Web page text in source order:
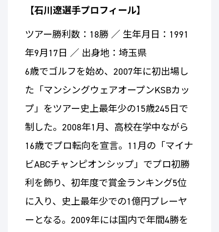
【石川遼選手プロフィール】
ツアー勝利数：18勝 ／ 生年月日：1991
年9月17日 ／ 出身地：埼玉県
6歳でゴルフを始め、2007年に初出場し
た「マンシングウェアオープンKSBカッ
プ」をツアー史上最年少の15歳245日で
制した。2008年1月、高校在学中ながら
16歳でプロ転向を宣言。11月の「マイナ
ビABCチャンピオンシップ」でプロ初勝
利を飾り、初年度で賞金ランキング5位
に入り、史上最年少での1億円プレーヤ
ーとなる。2009年には国内で年間4勝を